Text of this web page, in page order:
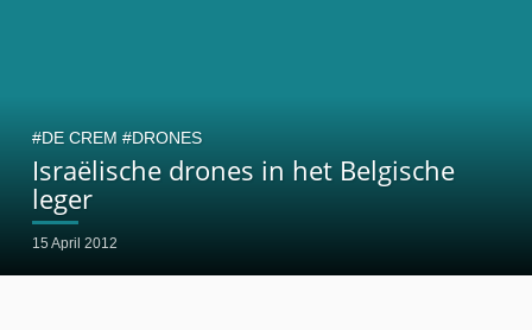
Israëlische drones in het Belgische
leger
15 April 2012
DE CREM DRONES